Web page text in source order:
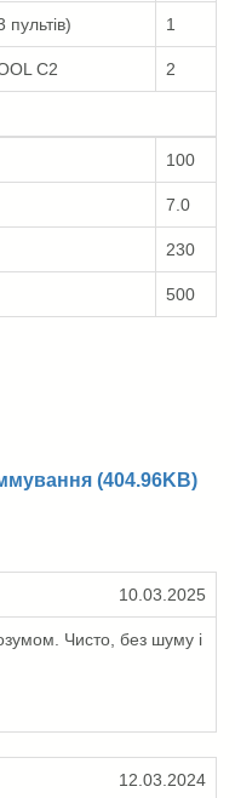
1
C2 2
100
7.0
230
500
(404.96KB)
10.03.2025
Чисто, без шуму і
12.03.2024